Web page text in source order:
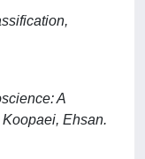
A
Ehsan.